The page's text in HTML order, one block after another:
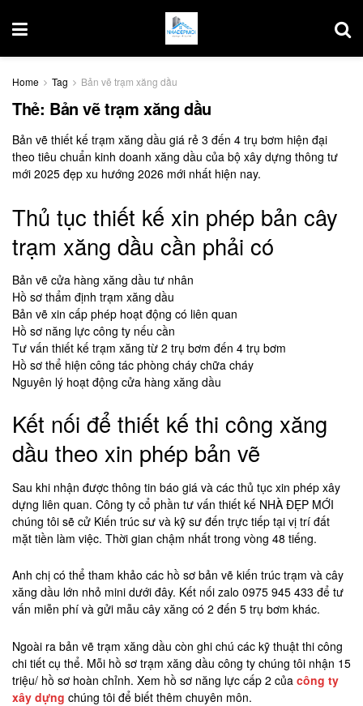
Home Tag Bản vẽ trạm xăng dầu
Thẻ: Bản vẽ trạm xăng dầu
Bản vẽ thiết kế trạm xăng dầu giá rẻ 3 đến 4 trụ bơm hiện đại
theo tiêu chuẩn kinh doanh xăng dầu của bộ xây dựng thông tư
mới 2025 đẹp xu hướng 2026 mới nhất hiện nay.
Thủ tục thiết kế xin phép bản cây
trạm xăng dầu cần phải có
Bản vẽ cửa hàng xăng dầu tư nhân
Hồ sơ thẩm định trạm xăng dầu
Bản vẽ xin cấp phép hoạt động có liên quan
Hồ sơ năng lực công ty nếu cần
Tư vấn thiết kế trạm xăng từ 2 trụ bơm đến 4 trụ bơm
Hồ sơ thể hiện công tác phòng cháy chữa cháy
Nguyên lý hoạt động cửa hàng xăng dầu
Kết nối để thiết kế thi công xăng
dầu theo xin phép bản vẽ
Sau khi nhận được thông tin báo giá và các thủ tục xin phép xây
dựng liên quan. Công ty cổ phần tư vấn thiết kế NHÀ ĐẸP MỚI
chúng tôi sẽ cử Kiến trúc sư và kỹ sư đến trực tiếp tại vị trí đất
mặt tiền làm việc. Thời gian chậm nhất trong vòng 48 tiếng.
Anh chị có thể tham khảo các hồ sơ bản vẽ kiến trúc trạm và cây
xăng dầu lớn nhỏ mini dưới đây. Kết nối zalo 0975 945 433 để tư
vấn miễn phí và gửi mẫu cây xăng có 2 đến 5 trụ bơm khác.
Ngoài ra bản vẽ trạm xăng dầu còn ghi chú các kỹ thuật thi công
chi tiết cụ thể. Mỗi hồ sơ trạm xăng dầu công ty chúng tôi nhận 15
triệu/ hồ sơ hoàn chỉnh. Xem hồ sơ năng lực cấp 2 của công ty
xây dựng chúng tôi để biết thêm chuyên môn.